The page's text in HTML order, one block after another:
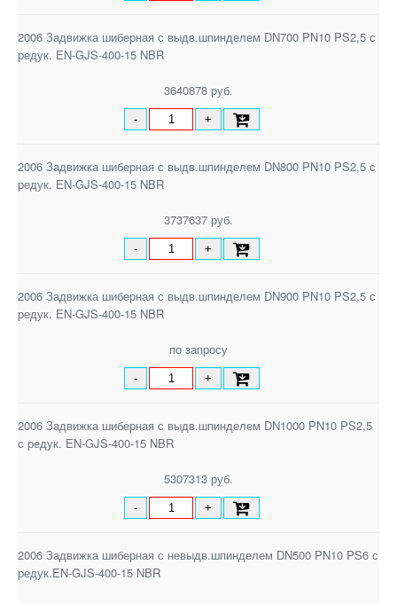
2006 Задвижка шиберная с выдв.шпинделем DN700 PN10 PS2,5 с
редук. EN-GJS-400-15 NBR
3640878 руб.
- +
2006 Задвижка шиберная с выдв.шпинделем DN800 PN10 PS2,5 с
редук. EN-GJS-400-15 NBR
3737637 руб.
- +
2006 Задвижка шиберная с выдв.шпинделем DN900 PN10 PS2,5 с
редук. EN-GJS-400-15 NBR
по запросу
- +
2006 Задвижка шиберная с выдв.шпинделем DN1000 PN10 PS2,5
с редук. EN-GJS-400-15 NBR
5307313 руб.
- +
2006 Задвижка шиберная с невыдв.шпинделем DN500 PN10 PS6 с
редук.EN-GJS-400-15 NBR